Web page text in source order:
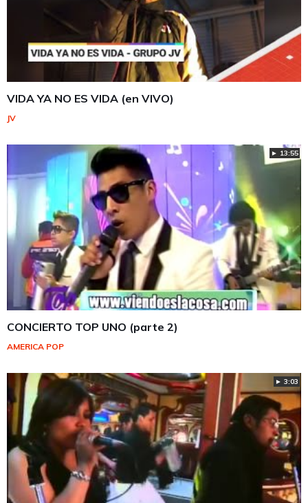
VIDA YA NO ES VIDA (en VIVO)
JV
► 13:55
CONCIERTO TOP UNO (parte 2)
AMERICA POP
► 3:03